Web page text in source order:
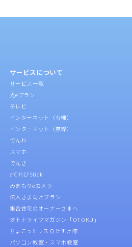
サービスについて
サービス一覧
光eプラン
テレビ
インターネット（有線）
インターネット（無線）
でんわ
スマホ
でんき
eてれびStick
みまもりeカメラ
法人さま向けプラン
集合住宅のオーナーさまへ
オトナライフマガジン「OTOKU」
ちょこっとレスＱたすけ隊
パソコン教室・スマホ教室